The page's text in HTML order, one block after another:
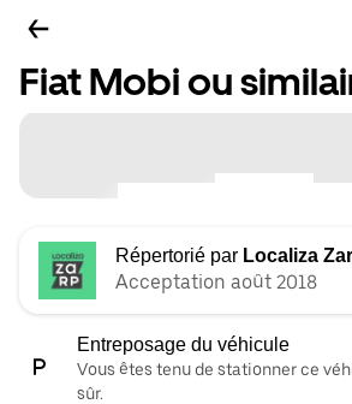
Fiat Mobi ou
Répertorié par Localiza
Acceptation août 2018
Entreposage du véhicule
Vous êtes tenu de stationner ce
sûr.